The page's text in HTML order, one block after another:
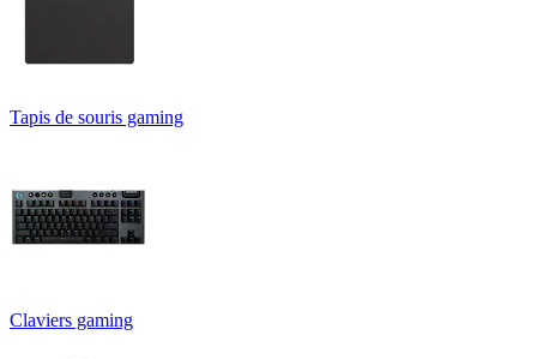
Tapis de souris gaming
Claviers gaming